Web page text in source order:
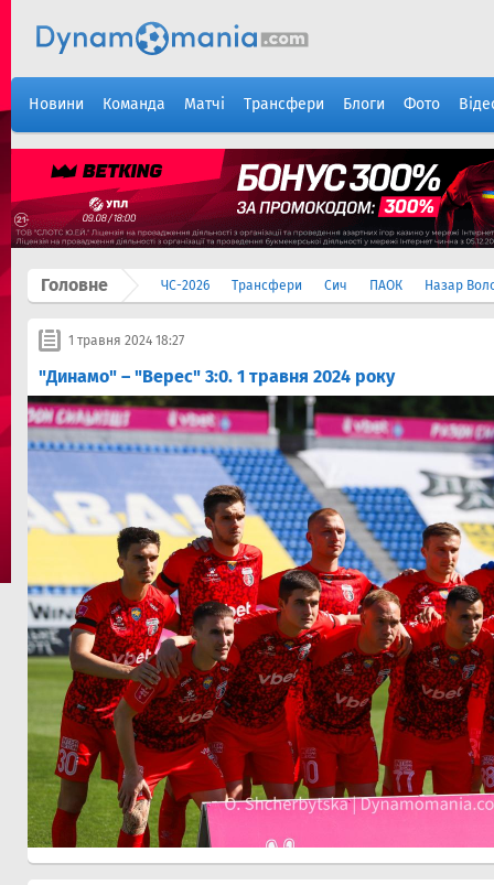
Новини Команда Матчі Трансфери Блоги Фото
Головне ЧС-2026 Трансфери Сич ПАОК Назар
1 травня 2024 18:27
"Динамо" – "Верес" 3:0. 1 травня 2024 року